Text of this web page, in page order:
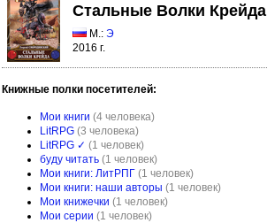
Стальные Волки Крейда
М.: Э
2016 г.
Книжные полки посетителей:
Мои книги (4 человека)
LitRPG (3 человека)
LitRPG ✓ (1 человек)
буду читать (1 человек)
Мои книги: ЛитРПГ (1 человек)
Мои книги: наши авторы (1 человек)
Мои книжечки (1 человек)
Мои серии (1 человек)